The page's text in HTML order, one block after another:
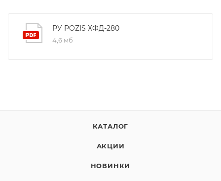
РУ POZIS ХФД-280
4,6 мб
КАТАЛОГ
АКЦИИ
НОВИНКИ